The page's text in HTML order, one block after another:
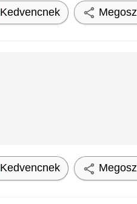
Kedvencnek
Kedvencnek